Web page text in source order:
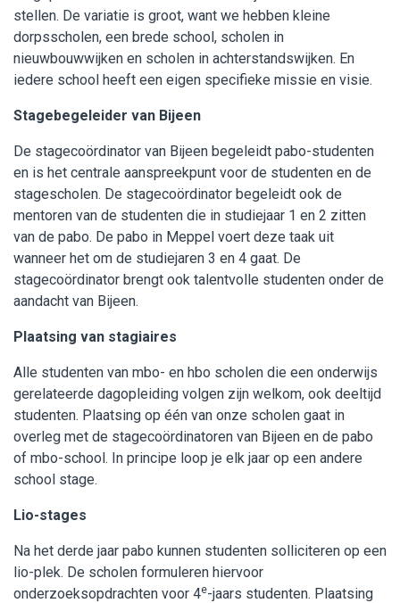
stellen. De variatie is groot, want we hebben kleine
dorpsscholen, een brede school, scholen in
nieuwbouwwijken en scholen in achterstandswijken. En
iedere school heeft een eigen specifieke missie en visie.
Stagebegeleider van Bijeen
De stagecoördinator van Bijeen begeleidt pabo-studenten
en is het centrale aanspreekpunt voor de studenten en de
stagescholen. De stagecoördinator begeleidt ook de
mentoren van de studenten die in studiejaar 1 en 2 zitten
van de pabo. De pabo in Meppel voert deze taak uit
wanneer het om de studiejaren 3 en 4 gaat. De
stagecoördinator brengt ook talentvolle studenten onder de
aandacht van Bijeen.
Plaatsing van stagiaires
Alle studenten van mbo- en hbo scholen die een onderwijs
gerelateerde dagopleiding volgen zijn welkom, ook deeltijd
studenten. Plaatsing op één van onze scholen gaat in
overleg met de stagecoördinatoren van Bijeen en de pabo
of mbo-school. In principe loop je elk jaar op een andere
school stage.
Lio-stages
Na het derde jaar pabo kunnen studenten solliciteren op een
lio-plek. De scholen formuleren hiervoor
onderzoeksopdrachten voor 4e-jaars studenten. Plaatsing